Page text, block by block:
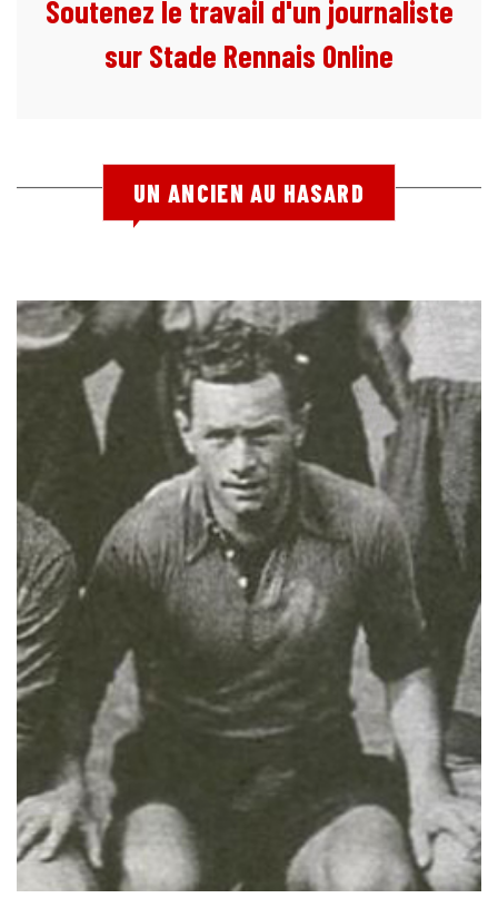
Soutenez le travail d'un journaliste
sur Stade Rennais Online
UN ANCIEN AU HASARD